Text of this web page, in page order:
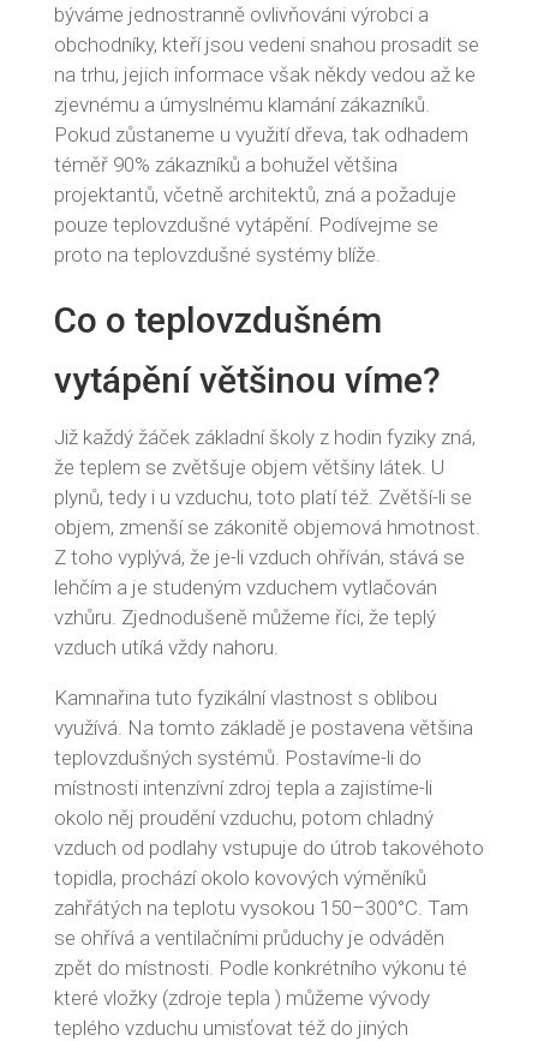
býváme jednostranně ovlivňováni výrobci a
obchodníky, kteří jsou vedeni snahou prosadit se
na trhu, jejich informace však někdy vedou až ke
zjevnému a úmyslnému klamání zákazníků.
Pokud zůstaneme u využití dřeva, tak odhadem
téměř 90% zákazníků a bohužel většina
projektantů, včetně architektů, zná a požaduje
pouze teplovzdušné vytápění. Podívejme se
proto na teplovzdušné systémy blíže.
Co o teplovzdušném
vytápění většinou víme?
Již každý žáček základní školy z hodin fyziky zná,
že teplem se zvětšuje objem většiny látek. U
plynů, tedy i u vzduchu, toto platí též. Zvětší-li se
objem, zmenší se zákonitě objemová hmotnost.
Z toho vyplývá, že je-li vzduch ohříván, stává se
lehčím a je studeným vzduchem vytlačován
vzhůru. Zjednodušeně můžeme říci, že teplý
vzduch utíká vždy nahoru.
Kamnařina tuto fyzikální vlastnost s oblibou
využívá. Na tomto základě je postavena většina
teplovzdušných systémů. Postavíme-li do
místnosti intenzívní zdroj tepla a zajistíme-li
okolo něj proudění vzduchu, potom chladný
vzduch od podlahy vstupuje do útrob takovéhoto
topidla, prochází okolo kovových výměníků
zahřátých na teplotu vysokou 150–300°C. Tam
se ohřívá a ventilačními průduchy je odváděn
zpět do místnosti. Podle konkrétního výkonu té
které vložky (zdroje tepla ) můžeme vývody
teplého vzduchu umisťovat též do jiných